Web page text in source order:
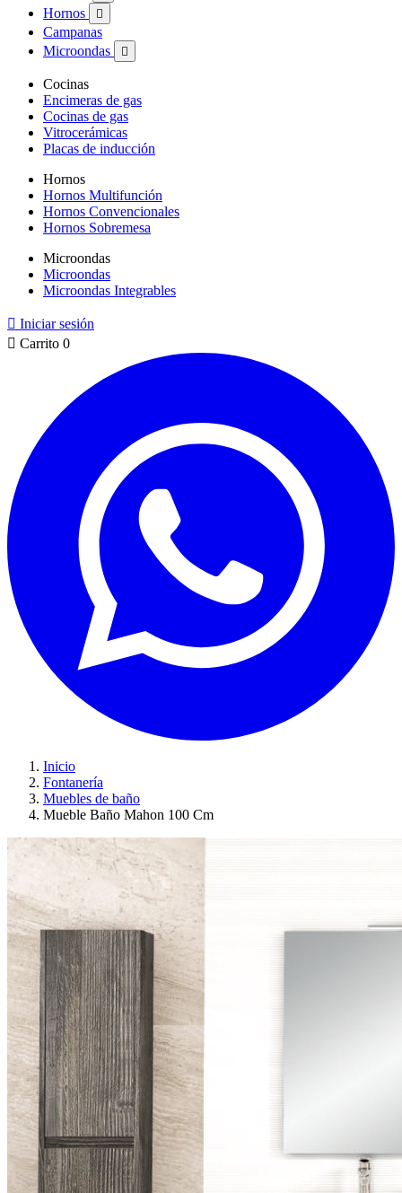
Hornos 
Campanas
Microondas

Cocinas
Encimeras de gas
Cocinas de gas
Vitrocerámicas
Placas de inducción
Hornos
Hornos Multifunción
Hornos Convencionales
Hornos Sobremesa
Microondas
Microondas
Microondas Integrables
 Iniciar sesión
 Carrito 0
Inicio
Fontanería
Muebles de baño
Mueble Baño Mahon 100 Cm